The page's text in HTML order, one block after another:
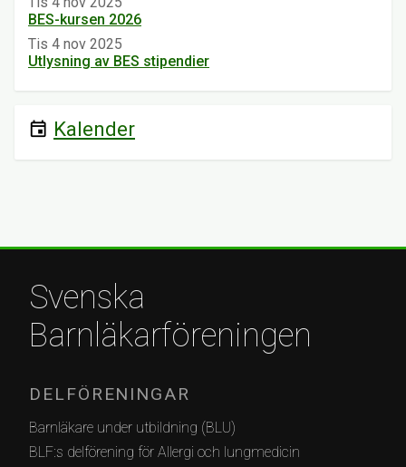
BES-kursen 2026
Tis 4 nov 2025
Utlysning av BES stipendier
event Kalender
Svenska
Barnläkarföreningen
DELFÖRENINGAR
Barnläkare under utbildning (BLU)
BLF:s delförening för Allergi och lungmedicin